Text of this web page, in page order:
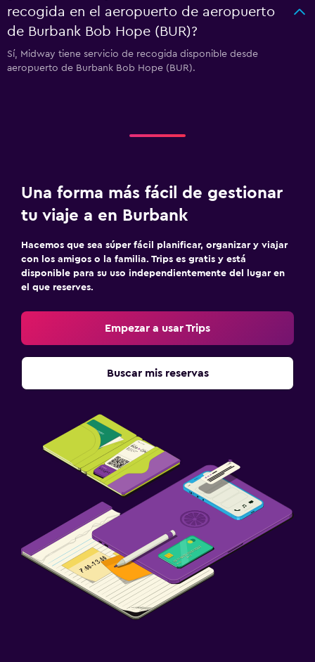
recogida en el aeropuerto de aeropuerto
de Burbank Bob Hope (BUR)?
Sí, Midway tiene servicio de recogida disponible desde
aeropuerto de Burbank Bob Hope (BUR).
Una forma más fácil de gestionar
tu viaje a en Burbank
Hacemos que sea súper fácil planificar, organizar y viajar
con los amigos o la familia. Trips es gratis y está
disponible para su uso independientemente del lugar en
el que reserves.
Empezar a usar Trips
Buscar mis reservas